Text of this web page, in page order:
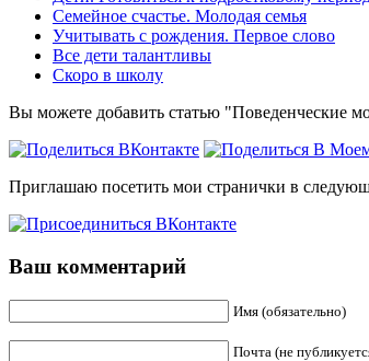
Семейное счастье. Молодая семья
Учитывать с рождения. Первое слово
Все дети талантливы
Скоро в школу
Вы можете добавить статью "Поведенческие
Приглашаю посетить мои странички в
Ваш комментарий
Имя (обязательно)
Почта (не